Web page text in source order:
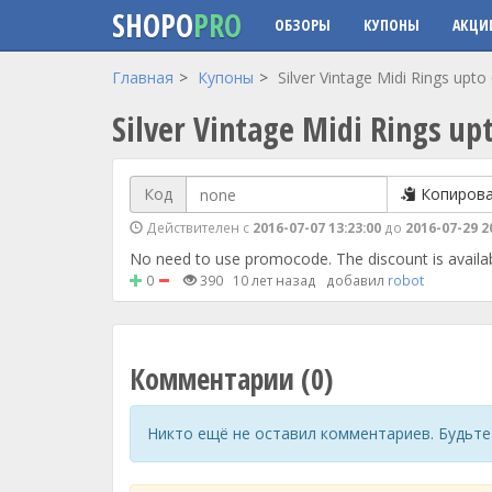
Перейти к основному содержанию
SHOPOPRO ОБЗОРЫ КУПОНЫ
Главная Купоны Silver Vintage Midi Rings upto
Silver Vintage Midi Rings
Код
Действителен с 2016-07-07 13:23:00 до 2016-07-29
No need to use promocode. The discount is
0 390 10 лет назад добавил robot
Комментарии (0)
Никто ещё не оставил комментариев.